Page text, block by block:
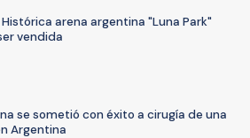
Histórica arena argentina "Luna Park"
vendida
se sometió con éxito a cirugía de una
Argentina